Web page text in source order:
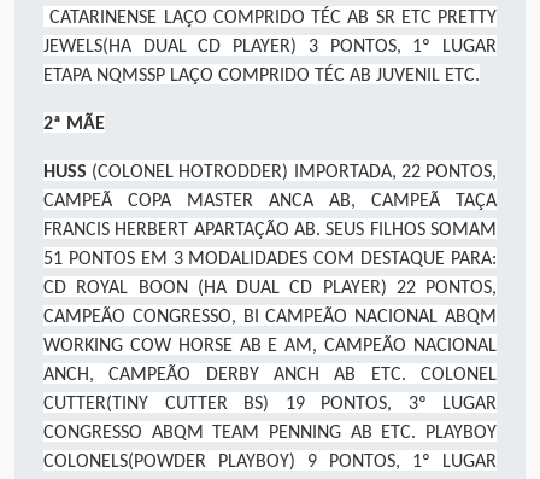
CATARINENSE LAÇO COMPRIDO TÉC AB SR ETC PRETTY
JEWELS(HA DUAL CD PLAYER) 3 PONTOS, 1º LUGAR
ETAPA NQMSSP LAÇO COMPRIDO TÉC AB JUVENIL ETC.
2ª MÃE
HUSS (COLONEL HOTRODDER) IMPORTADA, 22 PONTOS,
CAMPEÃ COPA MASTER ANCA AB, CAMPEÃ TAÇA
FRANCIS HERBERT APARTAÇÃO AB. SEUS FILHOS SOMAM
51 PONTOS EM 3 MODALIDADES COM DESTAQUE PARA:
CD ROYAL BOON (HA DUAL CD PLAYER) 22 PONTOS,
CAMPEÃO CONGRESSO, BI CAMPEÃO NACIONAL ABQM
WORKING COW HORSE AB E AM, CAMPEÃO NACIONAL
ANCH, CAMPEÃO DERBY ANCH AB ETC. COLONEL
CUTTER(TINY CUTTER BS) 19 PONTOS, 3º LUGAR
CONGRESSO ABQM TEAM PENNING AB ETC. PLAYBOY
COLONELS(POWDER PLAYBOY) 9 PONTOS, 1º LUGAR